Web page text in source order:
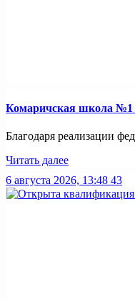
Комаричская школа №1
Благодаря реализации
Читать далее
6 августа 2026, 13:48 43